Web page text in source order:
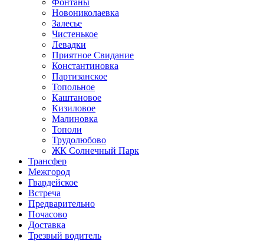
Фонтаны
Новониколаевка
Залесье
Чистенькое
Левадки
Приятное Свидание
Константиновка
Партизанское
Топольное
Каштановое
Кизиловое
Малиновка
Тополи
Трудолюбово
ЖК Солнечный Парк
Трансфер
Межгород
Гвардейское
Встреча
Предварительно
Почасово
Доставка
Трезвый водитель